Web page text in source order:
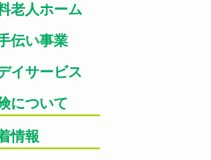
老人ホーム
伝い事業
イサービス
について
情報